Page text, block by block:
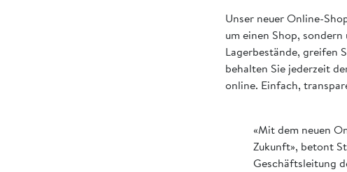
Unser neuer Online-
um einen Shop,
Lagerbestände, greifen
behalten Sie jederzeit
online. Einfach,
«Mit dem neuen
Zukunft», betont
Geschäftsleitung